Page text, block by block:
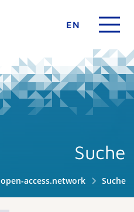
EN
Suche
open-access.network Suche